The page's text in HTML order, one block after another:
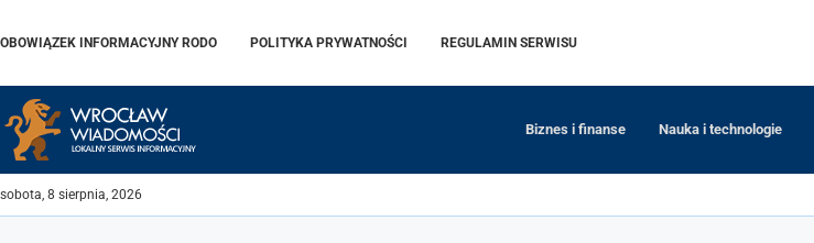
OBOWIĄZEK INFORMACYJNY RODO POLITYKA PRYWATNOŚCI REGULAMIN SERWISU
Biznes i finanse Nauka i technologie
sobota, 8 sierpnia, 2026